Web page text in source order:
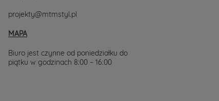
projekty@mtmstyl.pl
MAPA
Biuro jest czynne od poniedziałku do
piątku w godzinach 8:00 – 16:00